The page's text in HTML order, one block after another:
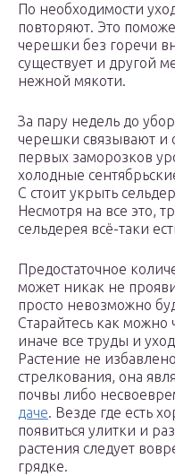
По необходимости
повторяют. Это
черешки без горечи
существует и другой
нежной мякоти.
За пару недель до
черешки связывают и
первых заморозков
холодные
С стоит укрыть
Несмотря на все это,
сельдерея всё-таки
Предостаточное
может никак не
просто невозможно
Старайтесь как можно
иначе все труды и
Растение не
стрелкования, она
почвы либо
даче. Везде где есть
появиться улитки и
растения следует
грядке.